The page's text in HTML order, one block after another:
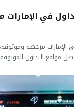
في الإمارات
مرخصة
مواقع التداول